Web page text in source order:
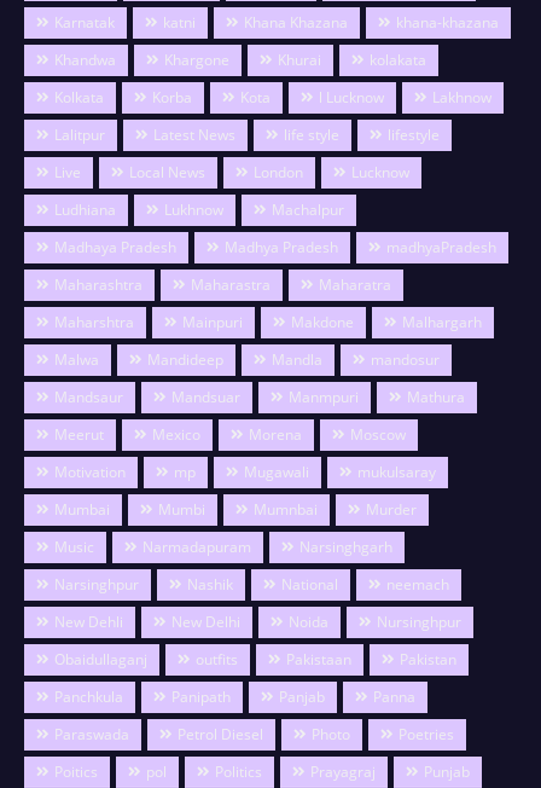
Karnatak
katni Khana Khazana
khana-khazana
Khandwa
Khargone Khurai
kolakata
Kolkata
Korba Kota l Lucknow
Lakhnow
Lalitpur
Latest News life style
lifestyle
Live
Local News London
Lucknow
Ludhiana
Lukhnow
Machalpur
Madhaya Pradesh
Madhya Pradesh
madhyaPradesh
Maharashtra
Maharastra
Maharatra
Maharshtra
Mainpuri Makdone
Malhargarh
Malwa
Mandideep Mandla
mandosur
Mandsaur
Mandsuar Manmpuri
Mathura
Meerut
Mexico Morena
Moscow
Motivation
mp Mugawali
mukulsaray
Mumbai
Mumbi Mumnbai
Murder
Music
Narmadapuram
Narsinghgarh
Narsinghpur
Nashik National
neemach
New Dehli
New Delhi Noida
Nursinghpur
Obaidullaganj
outfits Pakistaan
Pakistan
Panchkula
Panipath Panjab
Panna
Paraswada
Petrol Diesel Photo
Poetries
Poitics
pol Politics Prayagraj
Punjab